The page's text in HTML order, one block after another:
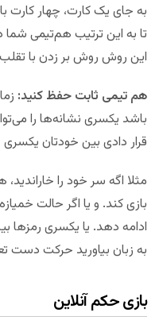
به جای یک کارت، چهار کارت
تا به این ترتیب هم‌تیمی
این روش روش بر زدن با
هم تیمی ثابت حفظ کنید:
باشد یکسری نشانه‌ها را
قرار دادی بین خودتان یکسری
مثلا اگه سر خود را
بازی کند. و یا اگر حالت
ادامه دهد. یا یکسری رمزها
به زبان بیاورید حرکت دست
بازی حکم آنلاین